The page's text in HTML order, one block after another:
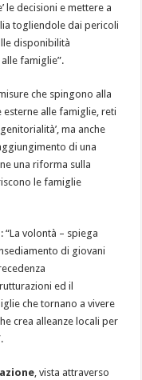
le decisioni e mettere a
togliendole dai pericoli
disponibilità
famiglie”.
che spingono alla
esterne alle famiglie, reti
ma anche
di una
una riforma sulla
le famiglie
: “La volontà – spiega
di giovani
ed il
che tornano a vivere
crea alleanze locali per
, vista attraverso